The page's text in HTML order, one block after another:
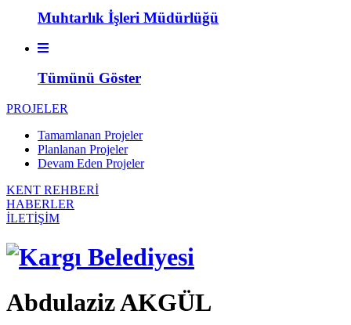
Muhtarlık İşleri Müdürlüğü
Tümünü Göster
PROJELER
Tamamlanan Projeler
Planlanan Projeler
Devam Eden Projeler
KENT REHBERİ
HABERLER
İLETİŞİM
Abdulaziz AKGÜL